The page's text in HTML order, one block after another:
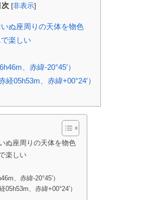
次 [非表示]
ぬ座周りの天体を物色
楽しい
、赤緯-20°45′）
05h53m、赤緯+00°24′）
ぬ座周りの天体を物色
楽しい
、赤緯-20°45′）
05h53m、赤緯+00°24′）